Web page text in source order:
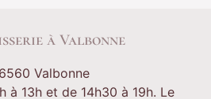
à Valbonne
Valbonne
à 13h et de 14h30 à 19h. Le